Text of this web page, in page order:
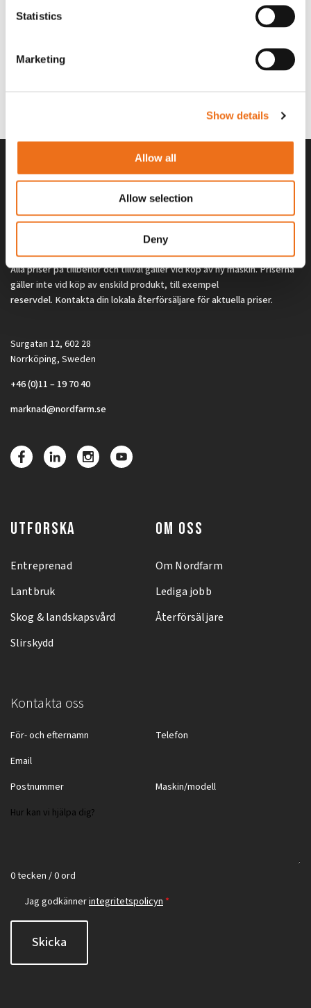
Statistics
Marketing
Show details
Allow all
Allow selection
Deny
Lägg till i varukorg
stämpellogotyp Avant
T-shirt svart 2xl med avant-
(ex. moms)
Alla priser på tillbehör och tillval gäller vid köp av ny maskin. Priserna
gäller inte vid köp av enskild produkt, till exempel
reservdel. Kontakta din lokala återförsäljare för aktuella priser.
Surgatan 12, 602 28
Norrköping, Sweden
+46 (0)11 – 19 70 40
marknad@nordfarm.se
UTFORSKA
Entreprenad
Lantbruk
Skog & landskapsvård
Slirskydd
OM OSS
Om Nordfarm
Lediga jobb
Återförsäljare
Kontakta oss
0 tecken / 0 ord
Jag godkännerintegritetspolicyn *
Skicka